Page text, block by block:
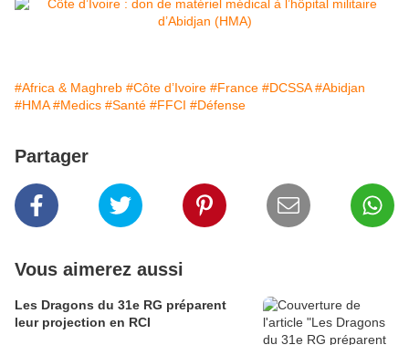
#Africa & Maghreb #Côte d’Ivoire #France #DCSSA #Abidjan
#HMA #Medics #Santé #FFCI #Défense
Partager
Vous aimerez aussi
Les Dragons du 31e RG préparent
leur projection en RCI